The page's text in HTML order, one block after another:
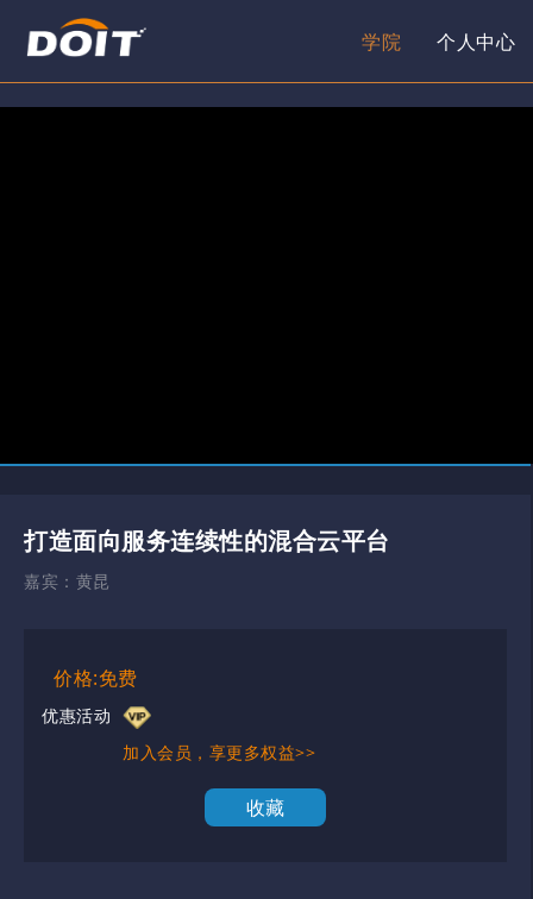
学院 个人中心
打造面向服务连续性的混合云平台
嘉宾： 黄昆
价格:免费
优惠活动
加入会员，享更多权益>>
收藏